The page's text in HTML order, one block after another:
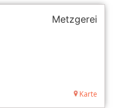
Metzgerei
Karte